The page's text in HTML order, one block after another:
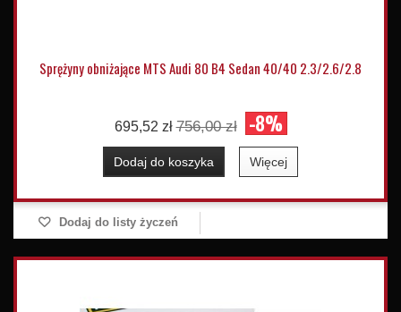
Sprężyny obniżające MTS Audi 80 B4 Sedan 40/40 2.3/2.6/2.8
695,52 zł 756,00 zł -8%
Dodaj do koszyka Więcej
Dodaj do listy życzeń